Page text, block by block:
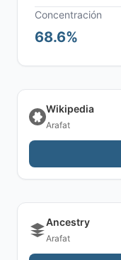
Concentración
68.6%
Wikipedia
Arafat
Ancestry
Arafat